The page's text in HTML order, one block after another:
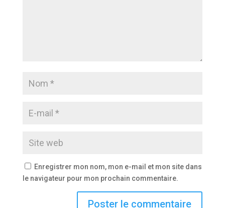
Enregistrer mon nom, mon e-mail et mon site dans
le navigateur pour mon prochain commentaire.